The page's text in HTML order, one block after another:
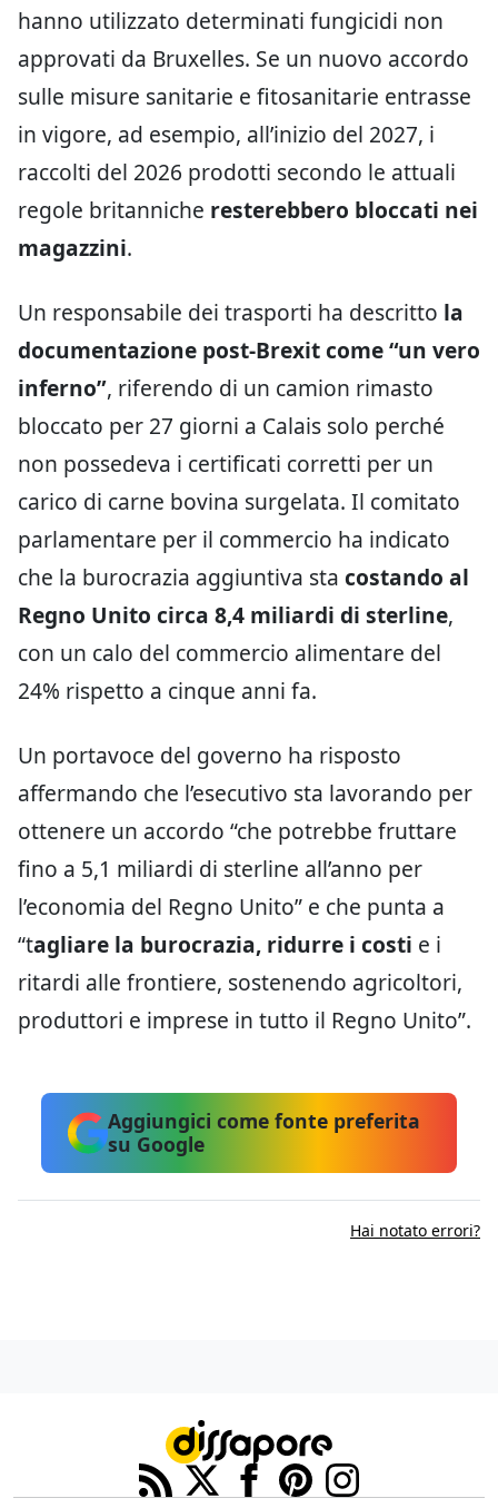
hanno utilizzato determinati fungicidi non
approvati da Bruxelles. Se un nuovo accordo
sulle misure sanitarie e fitosanitarie entrasse
in vigore, ad esempio, all’inizio del 2027, i
raccolti del 2026 prodotti secondo le attuali
regole britanniche resterebbero bloccati nei
magazzini.
Un responsabile dei trasporti ha descritto la
documentazione post-Brexit come “un vero
inferno”, riferendo di un camion rimasto
bloccato per 27 giorni a Calais solo perché
non possedeva i certificati corretti per un
carico di carne bovina surgelata. Il comitato
parlamentare per il commercio ha indicato
che la burocrazia aggiuntiva sta costando al
Regno Unito circa 8,4 miliardi di sterline,
con un calo del commercio alimentare del
24% rispetto a cinque anni fa.
Un portavoce del governo ha risposto
affermando che l’esecutivo sta lavorando per
ottenere un accordo “che potrebbe fruttare
fino a 5,1 miliardi di sterline all’anno per
l’economia del Regno Unito” e che punta a
“tagliare la burocrazia, ridurre i costi e i
ritardi alle frontiere, sostenendo agricoltori,
produttori e imprese in tutto il Regno Unito”.
Aggiungici come fonte preferita
su Google
Hai notato errori?